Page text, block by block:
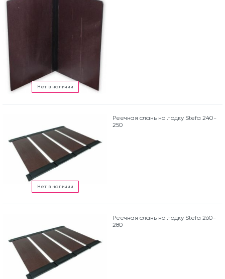
Нет в наличии
Нет в наличии
Реечная слань на лодку Stefa 240-
250
Реечная слань на лодку Stefa 260-
280